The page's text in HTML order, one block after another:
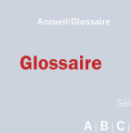
Accueil /Glossaire
A | B | C |